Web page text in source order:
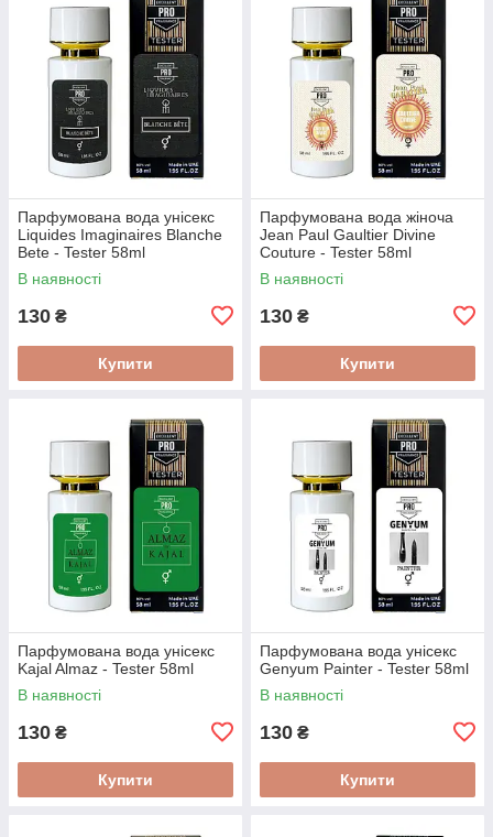
Парфумована вода унісекс
Liquides Imaginaires Blanche
Bete - Tester 58ml
В наявності
130 ₴
Купити
Парфумована вода жіноча
Jean Paul Gaultier Divine
Couture - Tester 58ml
В наявності
130 ₴
Купити
Парфумована вода унісекс
Kajal Almaz - Tester 58ml
В наявності
130 ₴
Купити
Парфумована вода унісекс
Genyum Painter - Tester 58ml
В наявності
130 ₴
Купити